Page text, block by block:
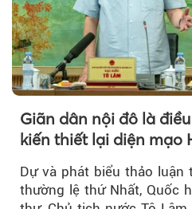
Giãn dân nội đô là
kiến thiết lại diện mạo
Dự và phát biểu thảo luận
thường lệ thứ Nhất, Quốc